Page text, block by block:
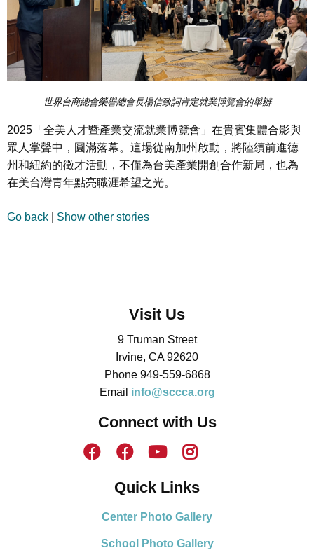
世界台商總會榮譽總會長楊信致詞肯定就業博覽會的舉辦
2025「全美人才暨產業交流就業博覽會」在貴賓集體合影與
眾人掌聲中，圓滿落幕。這場從南加州啟動，將陸續前進德
州和紐約的徵才活動，不僅為台美產業開創合作新局，也為
在美台灣青年點亮職涯希望之光。
Go back Show other stories
Visit Us
9 Truman Street
Irvine, CA 92620
Phone 949-559-6868
Email info@sccca.org
Connect with Us
Quick Links
Center Photo Gallery
School Photo Gallery